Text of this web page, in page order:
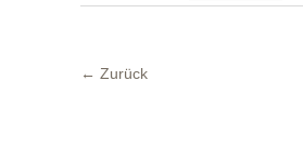
← Zurück